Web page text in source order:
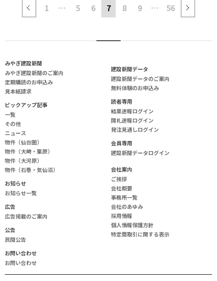
1 … 5 6 7 8 9 … 56
みやぎ建設新聞
みやぎ建設新聞のご案内
定期購読のお申込み
見本紙請求
ピックアップ記事
一覧
その他
ニュース
物件（仙台圏）
物件（大崎・栗原）
物件（大河原）
物件（石巻・気仙沼）
お知らせ
お知らせ一覧
広告
広告掲載のご案内
公告
民間公告
お問い合わせ
お問い合わせ
建設新聞データ
建設新聞データのご案内
無料体験のお申込み
読者専用
結果速報ログイン
開札速報ログイン
発注見通しログイン
会員専用
建設新聞データログイン
会社案内
ご挨拶
会社概要
事務所一覧
会社のあゆみ
採用情報
個人情報保護方針
特定商取引に関する表示